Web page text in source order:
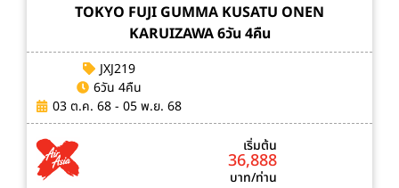
TOKYO FUJI GUMMA KUSATU ONEN
KARUIZAWA 6วัน 4คืน
JXJ219
6วัน 4คืน
03 ต.ค. 68 - 05 พ.ย. 68
เริ่มต้น
36,888
บาท/ท่าน